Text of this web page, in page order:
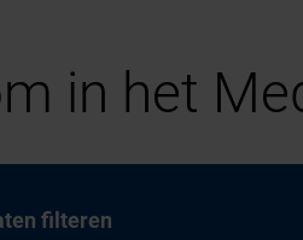
in het
filteren